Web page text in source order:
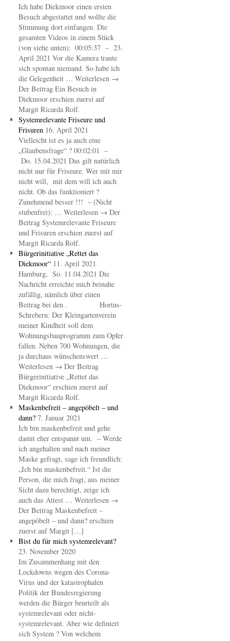
Ich habe Diekmoor einen ersten
Besuch abgestattet und wollte die
Stimmung dort einfangen. Die
gesamten Videos in einem Stück
(von siehe unten): 00:05:37 – 23.
April 2021 Vor die Kamera traute
sich spontan niemand. So habe ich
die Gelegenheit … Weiterlesen →
Der Beitrag Ein Besuch in
Diekmoor erschien zuerst auf
Margit Ricarda Rolf.
Systemrelevante Friseure und
Frisuren 16. April 2021
Vielleicht ist es ja auch eine
„Glaubensfrage“ ? 00:02:01 –
Do. 15.04.2021 Das gilt natürlich
nicht nur für Friseure. Wer mit mir
nicht will, mit dem will ich auch
nicht. Ob das funktioniert ?
Zunehmend besser !!! – (Nicht
stubenfrei): … Weiterlesen → Der
Beitrag Systemrelevante Friseure
und Frisuren erschien zuerst auf
Margit Ricarda Rolf.
Bürgerinitiative „Rettet das
Diekmoor“ 11. April 2021
Hamburg, So. 11.04.2021 Die
Nachricht erreichte mich beinahe
zufällig, nämlich über einen
Beitrag bei den . Hortus-
Schrebern: Der Kleingartenverein
meiner Kindheit soll dem
Wohnungsbauprogramm zum Opfer
fallen. Neben 700 Wohnungen, die
ja durchaus wünschenswert …
Weiterlesen → Der Beitrag
Bürgerinitiative „Rettet das
Diekmoor“ erschien zuerst auf
Margit Ricarda Rolf.
Maskenbefreit – angepöbelt – und
dann? 7. Januar 2021
Ich bin maskenbefreit und gehe
damit eher entspannt um. – Werde
ich angehalten und nach meiner
Maske gefragt, sage ich freundlich:
„Ich bin maskenbefreit.“ Ist die
Person, die mich fragt, aus meiner
Sicht dazu berechtigt, zeige ich
auch das Attest … Weiterlesen →
Der Beitrag Maskenbefreit –
angepöbelt – und dann? erschien
zuerst auf Margit […]
Bist du für mich systemrelevant?
23. November 2020
Im Zusammenhang mit den
Lockdowns wegen des Corona-
Virus und der katastrophalen
Politik der Bundesregierung
werden die Bürger beurteilt als
systemrelevant oder nicht-
systemrelevant. Aber wie definiert
sich System ? Von welchem